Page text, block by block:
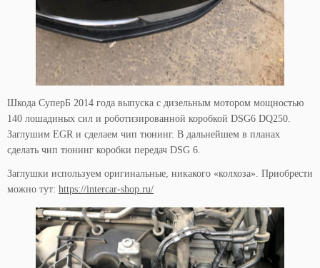
Шкода СуперБ 2014 года выпуска с дизельным мотором мощностью
140 лошадиных сил и роботизированной коробкой DSG6 DQ250.
Заглушим EGR и сделаем чип тюнинг. В дальнейшем в планах
сделать чип тюнинг коробки передач DSG 6.
Заглушки используем оригинальные, никакого «колхоза». Приобрести
можно тут: https://intercar-shop.ru/